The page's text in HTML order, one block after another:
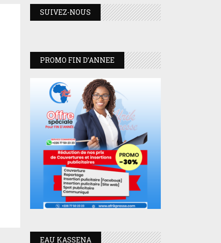
SUIVEZ-NOUS
PROMO FIN D’ANNEE
EAU KASSENA